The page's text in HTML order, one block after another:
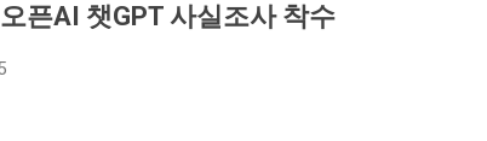
, 연간 선발 인원, 경쟁률 2026년 -브랜드 챌린지 참여기업
입니다. 경쟁률은 10:1 로 높습니다. 유사 사업과 비교 (예
픈AI 챗GPT 사실조사 착수